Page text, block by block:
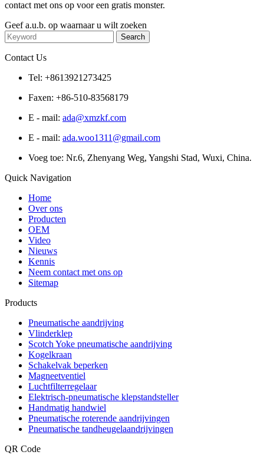
contact met ons op voor een gratis monster.
Geef a.u.b. op waarnaar u wilt zoeken
Contact Us
Tel: +8613921273425
Faxen: +86-510-83568179
E - mail: ada@xmzkf.com
E - mail: ada.woo1311@gmail.com
Voeg toe: Nr.6, Zhenyang Weg, Yangshi Stad, Wuxi, China.
Quick Navigation
Home
Over ons
Producten
OEM
Video
Nieuws
Kennis
Neem contact met ons op
Sitemap
Products
Pneumatische aandrijving
Vlinderklep
Scotch Yoke pneumatische aandrijving
Kogelkraan
Schakelvak beperken
Magneetventiel
Luchtfilterregelaar
Elektrisch-pneumatische klepstandsteller
Handmatig handwiel
Pneumatische roterende aandrijvingen
Pneumatische tandheugelaandrijvingen
QR Code